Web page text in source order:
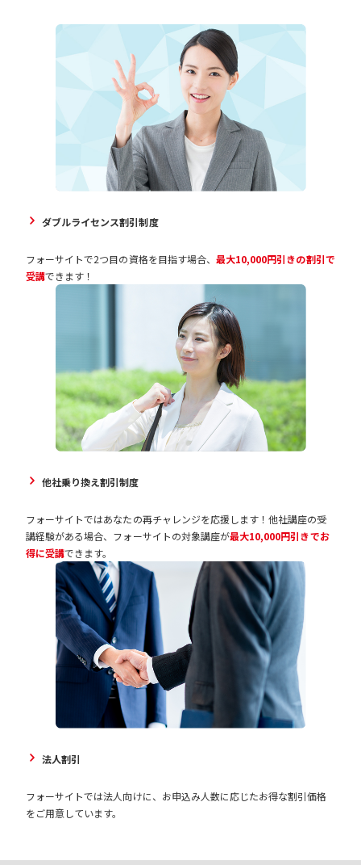
ダブルライセンス割引制度
フォーサイトで2つ目の資格を目指す場合、 最大10,000円引きの割引で
受講できます！
他社乗り換え割引制度
フォーサイトではあなたの再チャレンジを応援します！他社講座の受
講経験がある場合、フォーサイトの対象講座が最大10,000円引きでお
得に受講できます。
法人割引
フォーサイトでは法人向けに、お申込み人数に応じたお得な割引価格
をご用意しています。